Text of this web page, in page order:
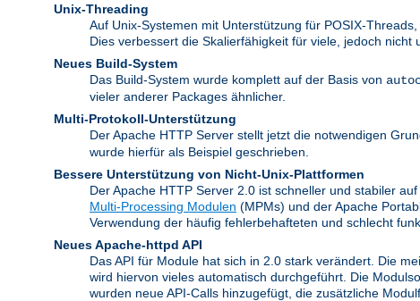
Unix-Threading
Auf Unix-Systemen mit Unterstützung für POSIX-
Dies verbessert die Skalierfähigkeit für viele, jedoch nicht
Neues Build-System
Das Build-System wurde komplett auf der Basis von
vieler anderer Packages ähnlicher.
Multi-Protokoll-Unterstützung
Der Apache HTTP Server stellt jetzt die notwendigen
wurde hierfür als Beispiel geschrieben.
Bessere Unterstützung von Nicht-Unix-Plattformen
Der Apache HTTP Server 2.0 ist schneller und stabiler
Multi-Processing Modulen (MPMs) und der Apache
Verwendung der häufig fehlerbehafteten und schlecht
Neues Apache-httpd API
Das API für Module hat sich in 2.0 stark verändert. Die
wird hiervon vieles automatisch durchgeführt. Die
wurden neue API-Calls hinzugefügt, die zusätzliche